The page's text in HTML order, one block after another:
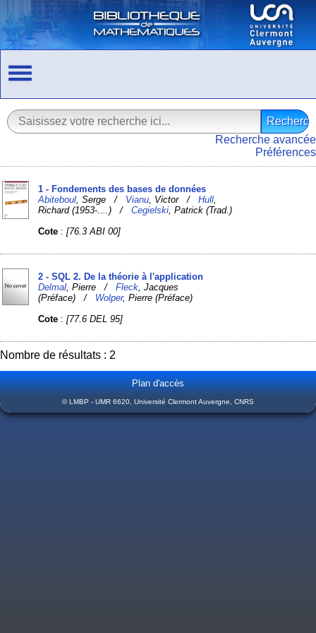
Recherche avancée
Préférences
1 - Fondements des bases de données
Abiteboul , Serge / Vianu , Victor /Hull
Richard (1953-....) /Cegielski , Patrick (Trad.)
Cote :[76.3 ABI 00]
2 - SQL 2. De la théorie à l'application
Delmal , Pierre /Fleck , Jacques
(Préface) / Wolper, Pierre (Préface)
Cote :[77.6 DEL 95]
Nombre de résultats : 2
Plan d'accès
© LMBP - UMR 6620, Université Clermont Auvergne, CNRS